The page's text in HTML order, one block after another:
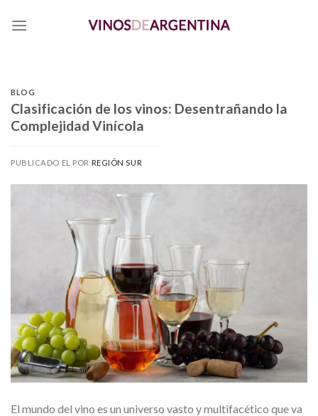
BLOG
Clasificación de los vinos: Desentrañando la
Complejidad Vinícola
PUBLICADO EL POR REGIÓN SUR
El mundo del vino es un universo vasto y multifacético que va